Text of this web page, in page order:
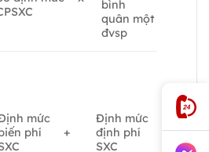
bình
quân một
đvsp
mức
phí
+
Định mức
định phí
SXC